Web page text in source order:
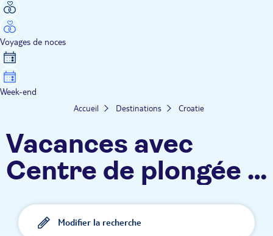
Voyages de noces
Week-end
Accueil Destinations Croatie
Vacances avec
Centre de plongée -
Croatie
Modifier la recherche